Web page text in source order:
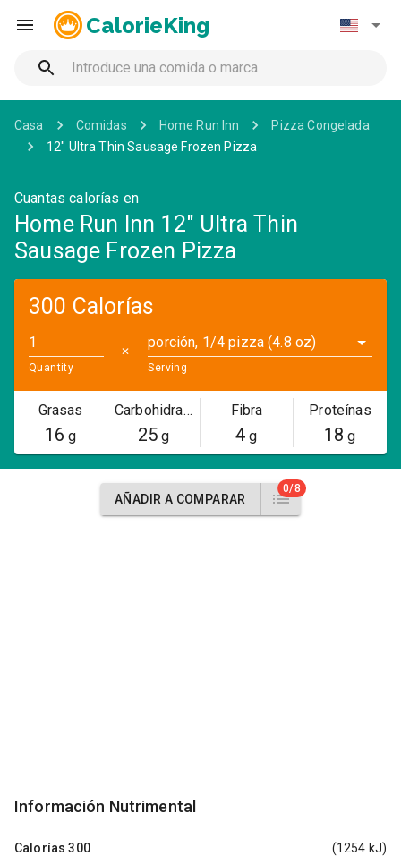
CalorieKing
Casa Comidas Home Run Inn
Pizza Congelada
12" Ultra Thin Sausage Frozen Pizza
Cuantas calorías en
Home Run Inn 12" Ultra Thin
Sausage Frozen Pizza
300 Calorías
Quantity
✕
porción, 1/4 pizza (4.8 oz)
Serving
Grasas
16 g
Carbohidratos
25g
Fibra
4 g
Proteínas
18 g
AÑADIR A COMPARAR
0/8
Información Nutrimental
Calorías 300 (1254 kJ)